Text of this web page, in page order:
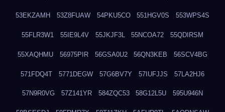
53EKZAMH 53Z8FUAW 54PKU5CO 551HGV0S 553WPS4S
55FLR3W1 55IE9L4V 55JKJF3L 55NCOA72 55QDIRSM
55XAQHMU 56975PIR 56GSA0U2 56QN3KEB 56SCV4BG
571FDQ4T 5771DEGW 57G6BV7Y 57IUFJJS 57LA2HJ6
57N9R0VG 57Z141YR 584ZQC53 58G12L5U 595U946N